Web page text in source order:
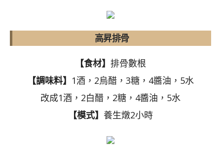
高昇排骨
【食材】 排骨數根
【調味料】 1酒，2烏醋，3糖，4醬油，5水
改成1酒，2白醋，2糖，4醬油，5水
【模式】 養生燉2小時